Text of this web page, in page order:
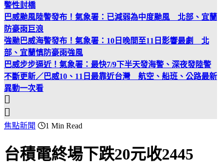
警性封橋
巴威颱風陸警發布！氣象署：已減弱為中度颱風 北部、宜蘭
防豪雨巨浪
強颱巴威海警發布！氣象署：10日晚間至11日影響最劇 北
部、宜蘭慎防豪雨強風
巴威步步逼近！氣象署：最快7/9下半天發海警、深夜發陸警
不斷更新／巴威10、11日最靠近台灣 航空、船班、公路最新
異動一次看
焦點新聞 1 Min Read
台積電終場下跌20元收2445